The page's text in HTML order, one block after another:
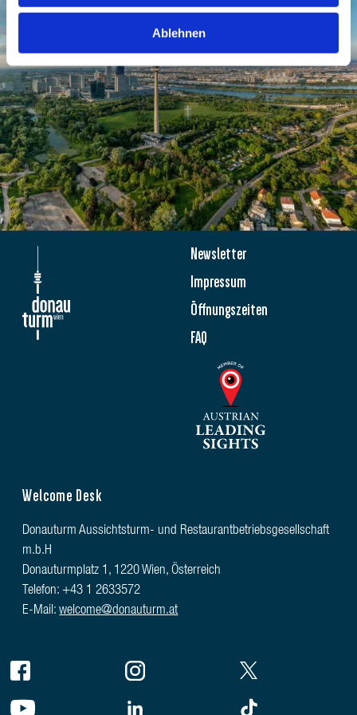
Ablehnen
Newsletter
Impressum
Öffnungszeiten
FAQ
Welcome Desk
Donauturm Aussichtsturm- und Restaurantbetriebsgesellschaft
m.b.H
Donauturmplatz 1, 1220 Wien, Österreich
Telefon: +43 1 2633572
E-Mail:welcome@donauturm.at